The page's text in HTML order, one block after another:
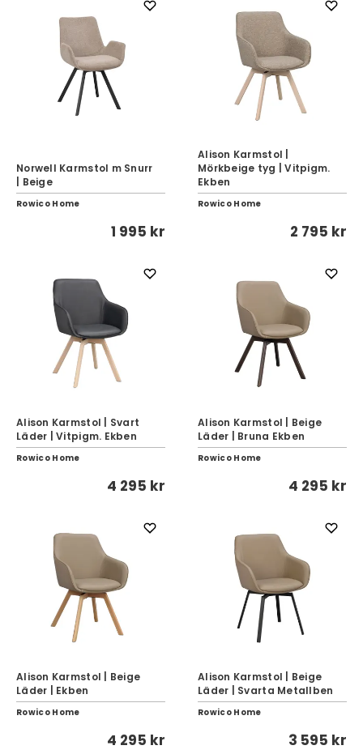
Norwell Karmstol m Snurr
| Beige
Rowico Home
1 995 kr
Alison Karmstol |
Mörkbeige tyg | Vitpigm.
Ekben
Rowico Home
2 795 kr
Alison Karmstol | Svart
Läder | Vitpigm. Ekben
Rowico Home
4 295 kr
Alison Karmstol | Beige
Läder | Bruna Ekben
Rowico Home
4 295 kr
Alison Karmstol | Beige
Läder | Ekben
Rowico Home
4 295 kr
Alison Karmstol | Beige
Läder | Svarta Metallben
Rowico Home
3 595 kr